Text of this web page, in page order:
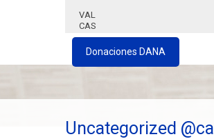
VAL
CAS
Donaciones DANA
Uncategorized @ca